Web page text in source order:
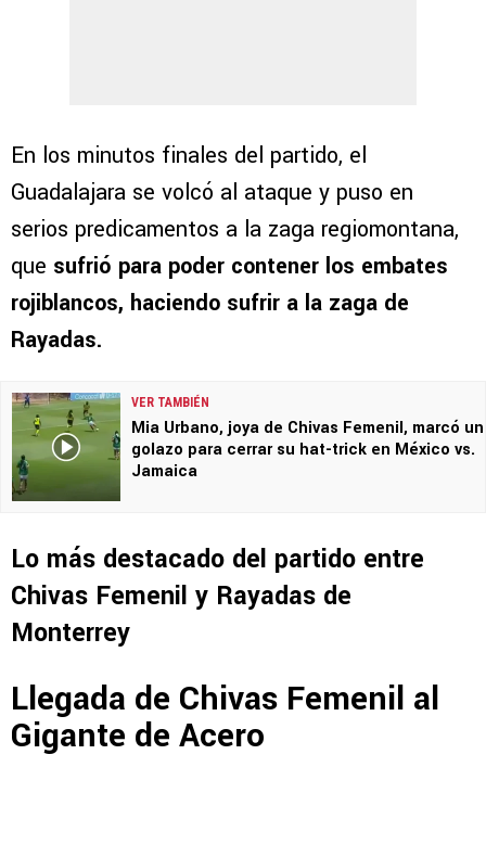
En los minutos finales del partido, el
Guadalajara se volcó al ataque y puso en
serios predicamentos a la zaga regiomontana,
que sufrió para poder contener los embates
rojiblancos, haciendo sufrir a la zaga de
Rayadas.
VER TAMBIÉN
Mia Urbano, joya de Chivas Femenil, marcó un
golazo para cerrar su hat-trick en México vs.
Jamaica
Lo más destacado del partido entre
Chivas Femenil y Rayadas de
Monterrey
Llegada de Chivas Femenil al
Gigante de Acero